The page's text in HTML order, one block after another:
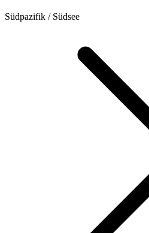
Südpazifik / Südsee